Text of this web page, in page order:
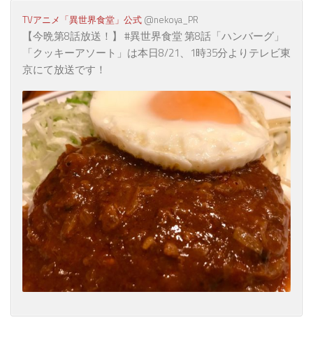
TVアニメ「異世界食堂」公式 ‏ @nekoya_PR
【今晩第8話放送！】 #異世界食堂 第8話「ハンバーグ」
「クッキーアソート」は本日8/21、1時35分よりテレビ東
京にて放送です！